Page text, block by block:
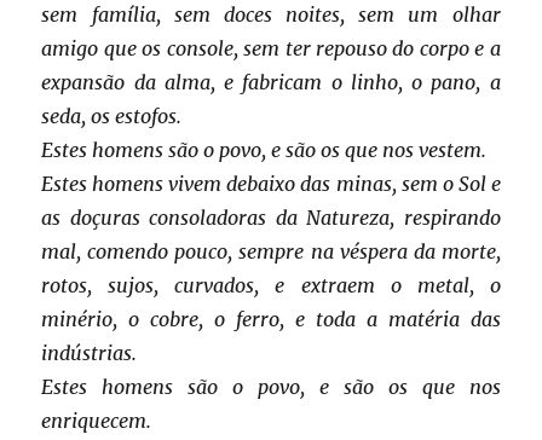
sem família, sem doces noites, sem um olhar
amigo que os console, sem ter repouso do corpo e a
expansão da alma, e fabricam o linho, o pano, a
seda, os estofos.
Estes homens são o povo, e são os que nos vestem.
Estes homens vivem debaixo das minas, sem o Sol e
as doçuras consoladoras da Natureza, respirando
mal, comendo pouco, sempre na véspera da morte,
rotos, sujos, curvados, e extraem o metal, o
minério, o cobre, o ferro, e toda a matéria das
indústrias.
Estes homens são o povo, e são os que nos
enriquecem.